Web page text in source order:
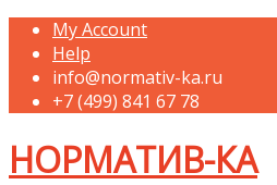
My Account
Help
info@normativ-ka.ru
+7 (499) 841 67 78
НОРМАТИВ-КА